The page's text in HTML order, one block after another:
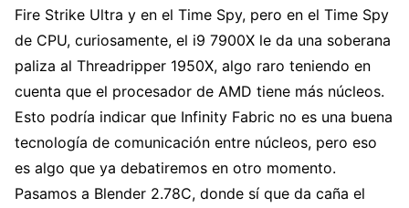
Fire Strike Ultra y en el Time Spy, pero en el Time Spy
de CPU, curiosamente, el i9 7900X le da una soberana
paliza al Threadripper 1950X, algo raro teniendo en
cuenta que el procesador de AMD tiene más núcleos.
Esto podría indicar que Infinity Fabric no es una buena
tecnología de comunicación entre núcleos, pero eso
es algo que ya debatiremos en otro momento.
Pasamos a Blender 2.78C, donde sí que da caña el